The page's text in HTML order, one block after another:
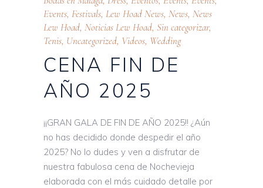
Events, Festivals, Lew Hoad News, News, News
Lew Hoad, Noticias Lew Hoad, Sin categorizar,
Tenis, Uncategorized, Videos, Wedding
CENA FIN DE
AÑO 2025
¡¡GRAN GALA DE FIN DE AÑO 2025!! ¿Aún
no has decidido donde despedir el año
2025? No lo dudes y ven a disfrutar de
nuestra fabulosa cena de Nochevieja
elaborada con el más cuidado detalle por